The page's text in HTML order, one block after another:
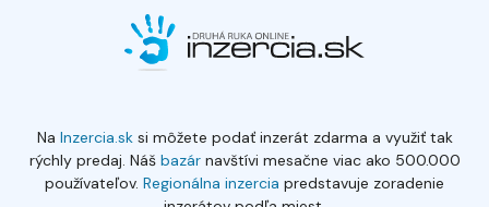
Na Inzercia.sksi môžete podať inzerát zdarma a využiť tak
rýchly predaj. Náš bazárnavštívi mesačne viac ako 500.000
používateľov. Regionálna inzercia predstavuje zoradenie